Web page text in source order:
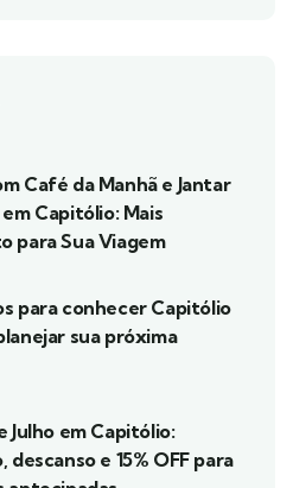
Café da Manhã e Jantar
Capitólio: Mais
para Sua Viagem
para conhecer Capitólio
sua próxima
Julho em Capitólio:
descanso e 15% OFF para